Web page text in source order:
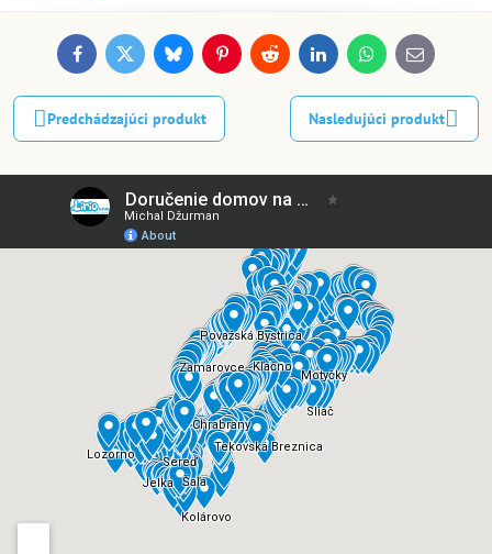
FacebookTwitterBlueskyPinterestReddit LinkedInWhatsApp
E-
mail
Predchádzajúci produkt Nasledujúci produkt